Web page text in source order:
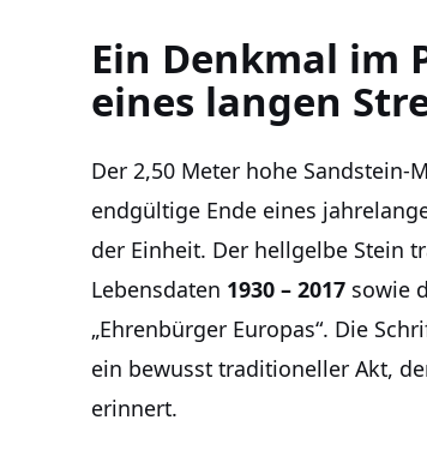
Ein Denkmal im
eines langen
Der 2,50 Meter hohe
endgültige Ende eines
der Einheit. Der hellgelbe Stein
Lebensdaten 1930 – 2017 sowie
„Ehrenbürger Europas“. Die
ein bewusst traditioneller Akt,
erinnert.